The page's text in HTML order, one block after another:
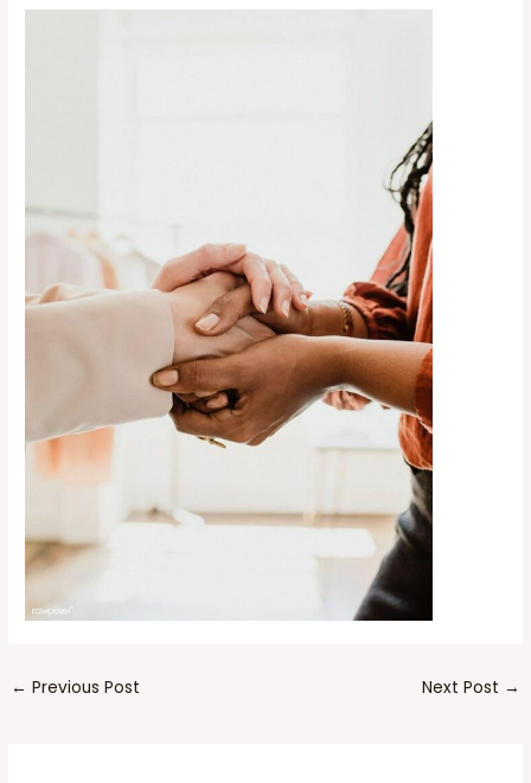
← Previous Post Next Post →